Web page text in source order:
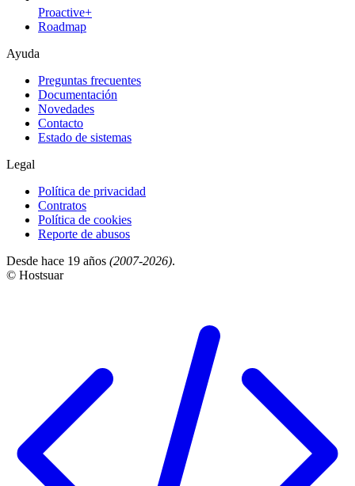
Proactive+
Roadmap
Ayuda
Preguntas frecuentes
Documentación
Novedades
Contacto
Estado de sistemas
Legal
Política de privacidad
Contratos
Política de cookies
Reporte de abusos
Desde hace 19 años (2007-2026).
© Hostsuar